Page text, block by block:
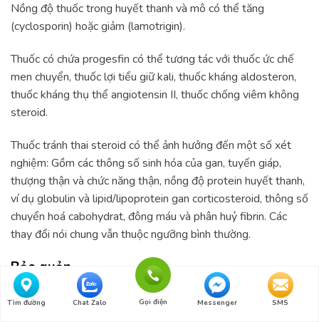
Tìm đường Chat Zalo Gọi điện Messenger SMS
Nồng độ thuốc trong huyết thanh và mô có thể tăng
(cyclosporin) hoặc giảm (lamotrigin).
Thuốc có chứa progesfin có thể tương tác với thuốc ức chế
men chuyển, thuốc lợi tiểu giữ kali, thuốc kháng aldosteron,
thuốc kháng thụ thể angiotensin II, thuốc chống viêm không
steroid.
Thuốc tránh thai steroid có thể ảnh hưởng đến một số xét
nghiệm: Gồm các thông số sinh hóa của gan, tuyến giáp,
thượng thận và chức năng thận, nồng độ protein huyết thanh,
ví dụ globulin và lipid/lipoprotein gan corticosteroid, thông số
chuyển hoá cabohydrat, đông máu và phân huỷ fibrin. Các
thay đổi nói chung vẫn thuộc ngưỡng bình thường.
Bảo quản
Ở nhiệt độ dưới 30